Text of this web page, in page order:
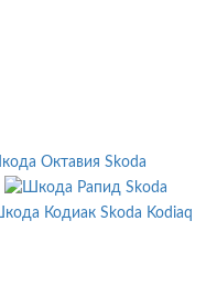
Skoda
Skoda
Skoda Kodiaq